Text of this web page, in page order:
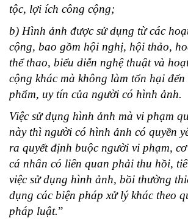
tộc, lợi ích công cộng;
b) Hình ảnh được sử dụng từ các
cộng, bao gồm hội nghị, hội thảo,
thể thao, biểu diễn nghệ thuật và
cộng khác mà không làm tổn hại
phẩm, uy tín của người có hình ảnh.
Việc sử dụng hình ảnh mà vi phạm
này thì người có hình ảnh có quyền
ra quyết định buộc người vi phạm,
cá nhân có liên quan phải thu hồi,
việc sử dụng hình ảnh, bồi thường
dụng các biện pháp xử lý khác theo
pháp luật.”